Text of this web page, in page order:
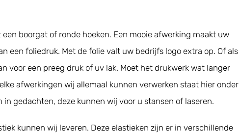
boorgat of ronde hoeken. Een mooie afwerking maakt uw
een foliedruk. Met de folie valt uw bedrijfs logo extra op. Of als
voor een preeg druk of uv lak. Moet het drukwerk wat langer
afwerkingen wij allemaal kunnen verwerken staat hier onder
gedachten, deze kunnen wij voor u stansen of laseren.
kunnen wij leveren. Deze elastieken zijn er in verschillende